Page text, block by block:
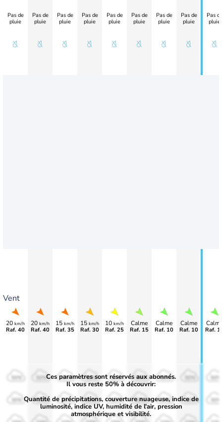
Vent
Pas de
pluie
20 km/h
Raf. 40
Pas de
pluie
20 km/h
Raf. 40
Pas de
pluie
15 km/h
Raf. 35
Pas de
pluie
15 km/h
Raf. 30
Pas de
pluie
10 km/h
Raf. 25
Pas de
pluie
Calme
Raf. 15
Pas de
pluie
Calme
Raf. 10
Pas de
pluie
Calme
Raf. 10
Pas
pluie
Raf.
50%
30%
50%
30%
50%
30%
50%
30%
50%
30%
50%
30%
50%
30% 30% 30%
Ces paramètres sont réservés aux abonnés.
Il vous reste 50% à découvrir:
Quantité de précipitations, couverture nuageuse, indice de
luminosité, indice UV, humidité de l'air, pression
atmosphérique et visibilité.